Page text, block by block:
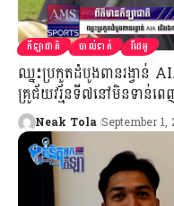
កីឡាជាតិ បាល់ទាត់ វីដេអូ
ឈ្នះប្រកួតដំបូងពានរង្វាន់
គ្រូជ័យវរ្ម័នទី៧នៅមិនទាន់ព
Neak Tola September 1,